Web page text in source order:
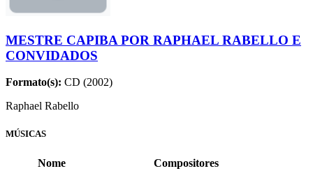
MESTRE CAPIBA POR RAPHAEL RABELLO E
CONVIDADOS
Formato(s): CD (2002)
Raphael Rabello
MÚSICAS
Nome
Compositores